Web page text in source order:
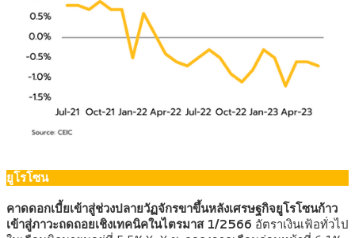
ยูโรโซน
คาดดอกเบี้ยเข้าสู่ช่วงปลายวัฏจักรขาขึ้นหลังเศรษฐกิจยูโรโซนก้าว
เข้าสู่ภาวะถดถอยเชิงเทคนิคในไตรมาส 1/2566 อัตราเงินเฟ้อทั่วไป